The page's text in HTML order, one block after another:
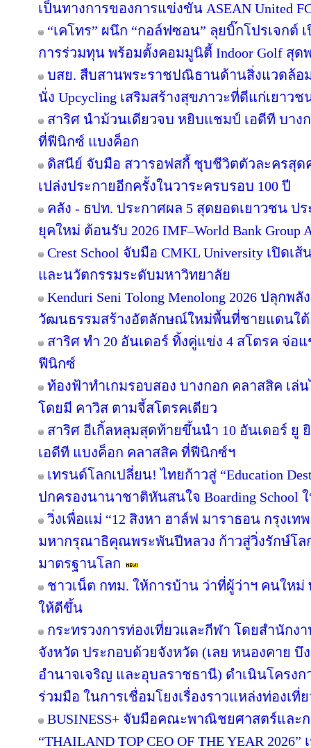
เป็นทางการของการแข่งขัน ASEAN United
“เคโทร” ผนึก “กอล์ฟซอน” ลุยบิ๊กโปรเจกต์
การร่วมทุน พร้อมตั้งคอมมูนิตี้ Indoor Golf สุด
บสย. สืบสานพระราชปณิธานด้านสิ่งแวดล้อ
นั่ง Upcycling เสริมสร้างสุขภาวะที่ดีแก่เยาวช
สาริศ นำม้วนเดียวจบ หยิบแชมป์ เอดีที บาง
ที่ฟีนิกซ์ แบงค็อก
ดิสนีย์ จับมือ สวารอฟสกี้ ชุบชีวิตตัวละครสุด
เปล่งประกายอีกครั้งในวาระครบรอบ 100 ปี
คลัง - ธปท. ประกาศผล 5 สุดยอดเยาวชน ป
ยุคใหม่ ต้อนรับ 2026 IMF–World Bank Group
Crest School จับมือ CMKL University เปิด
และนวัตกรรมระดับมหาวิทยาลัย
Kenduri Seni Tolong Menolong 2026 ปลุก
วัฒนธรรมสร้างอัตลักษณ์ใหม่พื้นที่ชายแดนใต้
สาริศ ทำ 20 อันเดอร์ ทิ้งคู่แข่ง 4 สโตรค จ่
ฟีนิกซ์
ท้องฟ้าทำเกมรอบสอง บางกอก คลาสสิค เล่
โดยมี คาวิส ตามจี้สโตรคเดียว
สาริศ อีเกิ้ลหลุมสุดท้ายขึ้นนำ 10 อันเดอร์ ยู
เอดีที แบงค็อก คลาสสิค ที่ฟีนิกซ์ฯ
เทรนด์โลกเปลี่ยน! ไทยก้าวสู่ “Education
ปกครองนานาชาติหันสนใจ Boarding School
วิ่งเพื่อแม่ “12 สิงหา ฮาล์ฟ มาราธอน กรุงเท
มหากรุณาธิคุณพระพันปีหลวง ก้าวสู่วิ่งรักษ์โ
มาตรฐานโลก
ชาวเน็ต กทม. ให้การบ้าน ว่าที่ผู้ว่าฯ คนให
ให้ดีขึ้น
กระทรวงการท่องเที่ยวและกีฬา โดยสำนักง
จังหวัด ประกอบด้วยจังหวัด (เลย หนองคาย
อำนาจเจริญ และอุบลราชธานี) ดำเนินโครง
ร่วมมือ ในการเชื่อมโยงเรื่องราวแหล่งท่องเที่
BUSINESS+ จับมือคณะพาณิชยศาสตร์และ
“THAILAND TOP CEO OF THE YEAR